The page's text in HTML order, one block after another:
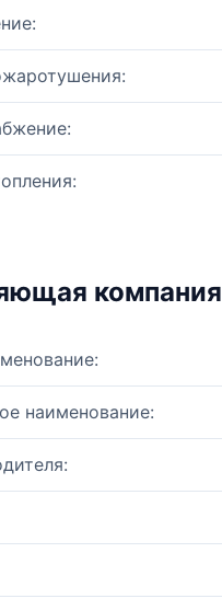
компания
наименование: